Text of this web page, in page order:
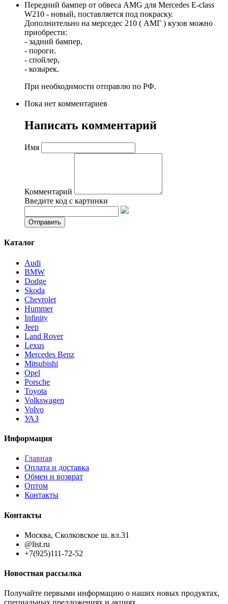
Передний бампер от обвеса AMG для Mercedes E-class
W210 - новый, поставляется под покраску.
Дополнительно на мерседес 210 ( АМГ ) кузов можно
приобрести:
- задний бампер,
- пороги.
- спойлер,
- козырек.
При необходимости отправлю по РФ.
Пока нет комментариев
Написать комментарий
Имя
Комментарий
Введите код с картинки
Каталог
Audi
BMW
Dodge
Skoda
Chevrolet
Hummer
Infinity
Jeep
Land Rover
Lexus
Mercedes Benz
Mitsubishi
Opel
Porsche
Toyota
Volkswagen
Volvo
УАЗ
Информация
Главная
Оплата и доставка
Обмен и возврат
Оптом
Контакты
Контакты
Москва, Сколковское ш. вл.31
@list.ru
+7(925)111-72-52
Новостная рассылка
Получайте первыми информацию о наших новых продуктах,